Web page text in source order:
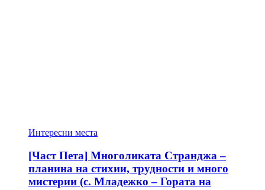
Интересни места
[Част Пета] Многоликата Странджа –
планина на стихии, трудности и много
мистерии (с. Младежко – Гората на